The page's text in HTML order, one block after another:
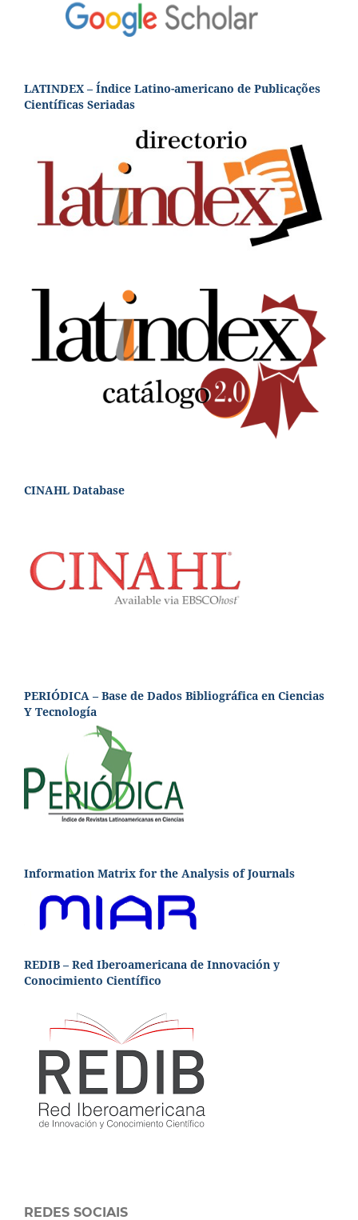
LATINDEX – Índice Latino-americano de Publicações
Científicas Seriadas
CINAHL Database
PERIÓDICA – Base de Dados Bibliográfica en Ciencias
Y Tecnología
Information Matrix for the Analysis of Journals
REDIB – Red Iberoamericana de Innovación y
Conocimiento Científico
REDES SOCIAIS